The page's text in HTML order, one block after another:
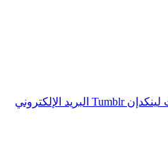
لينكدإن Tumblr البريد الإلكتروني